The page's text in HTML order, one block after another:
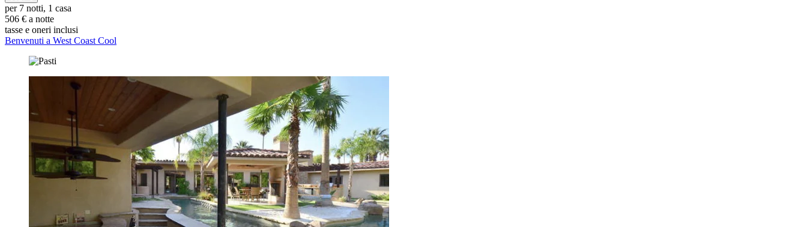
per 7 notti, 1 casa
506 € a notte
tasse e oneri inclusi
Benvenuti a West Coast Cool